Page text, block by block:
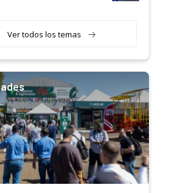
Ver todos los temas